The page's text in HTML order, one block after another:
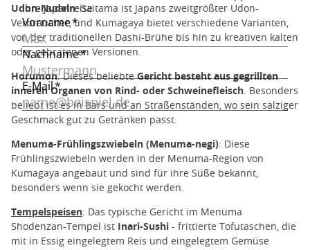
Udon-Nudeln: Saitama ist Japans zweitgrößter Udon-
Verbraucher, und Kumagaya bietet verschiedene Varianten,
von der traditionellen Dashi-Brühe bis hin zu kreativen kalten
oder gebratenen Versionen.
Horumon: Dieses beliebteGericht besteht aus gegrillten
inneren Organen von Rind- oder Schweinefleisch. Besonders
beliebt ist es in Bars und an Straßenständen, wo sein salziger
Geschmack gut zu Getränken passt.
Menuma-Frühlingszwiebeln (Menuma-negi): Diese
Frühlingszwiebeln werden in der Menuma-Region von
Kumagaya angebaut und sind für ihre Süße bekannt,
besonders wenn sie gekocht werden.
Tempelspeisen: Das typische Gericht im Menuma
Shodenzan-Tempel ist Inari-Sushi - frittierte Tofutaschen, die
mit in Essig eingelegtem Reis und eingelegtem Gemüse